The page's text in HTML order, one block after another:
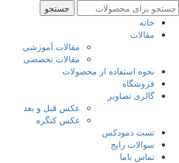
جستجو
برای
جستجو
خانه
مقالات
مقالات آموزشی
مقالات تخصصی
نحوه استفاده از محصولات
فروشگاه
گالری تصاویر
عکس قبل و بعد
عکس کنگره
تست دمودکس
سوالات رایج
تماس باما